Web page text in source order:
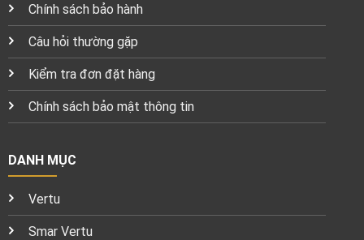
Chính sách bảo hành
Câu hỏi thường gặp
Kiểm tra đơn đặt hàng
Chính sách bảo mật thông tin
DANH MỤC
Vertu
Smar Vertu